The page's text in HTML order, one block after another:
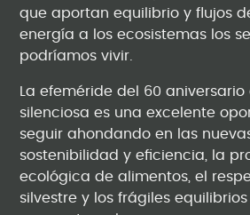
que aportan equilibrio y flujos
energía a los ecosistemas los
podríamos vivir.
La efeméride del 60
silenciosa es una excelente
seguir ahondando en las
sostenibilidad y eficiencia, la
ecológica de alimentos, el
silvestre y los frágiles